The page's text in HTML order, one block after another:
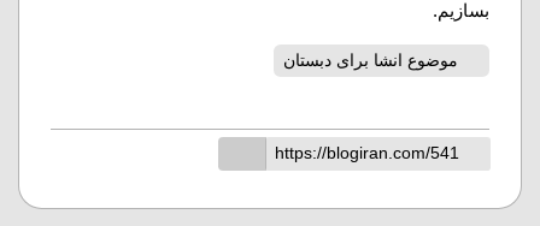
بسازیم.
موضوع انشا برای دبستان